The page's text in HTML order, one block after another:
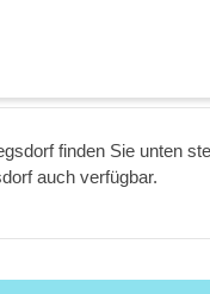
finden Sie unten
auch verfügbar.